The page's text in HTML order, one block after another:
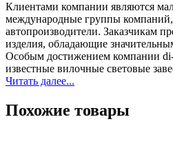
Клиентами компании являются
международные группы
автопроизводители. Заказчикам
изделия, обладающие
Особым достижением компании
известные вилочные световые
Читать далее...
Похожие товары